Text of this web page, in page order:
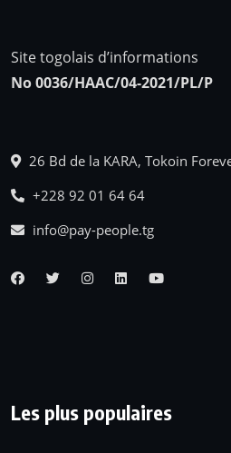
Site togolais d’informations
No 0036/HAAC/04-2021/PL/P
26 Bd de la KARA, Tokoin
+228 92 01 64 64
info@pay-people.tg
Les plus populaires